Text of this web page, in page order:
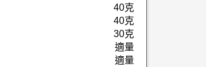
40克
40克
30克
適量
適量